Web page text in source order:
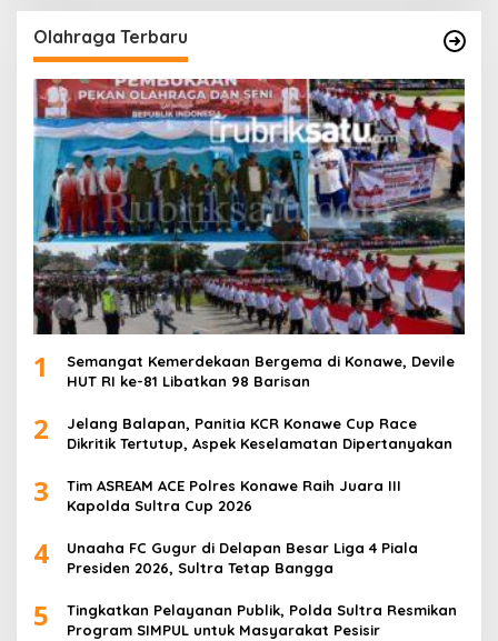
Olahraga Terbaru
1
Semangat Kemerdekaan Bergema di Konawe, Devile
HUT RI ke-81 Libatkan 98 Barisan
2
Jelang Balapan, Panitia KCR Konawe Cup Race
Dikritik Tertutup, Aspek Keselamatan Dipertanyakan
3
Tim ASREAM ACE Polres Konawe Raih Juara III
Kapolda Sultra Cup 2026
4
Unaaha FC Gugur di Delapan Besar Liga 4 Piala
Presiden 2026, Sultra Tetap Bangga
5
Tingkatkan Pelayanan Publik, Polda Sultra Resmikan
Program SIMPUL untuk Masyarakat Pesisir